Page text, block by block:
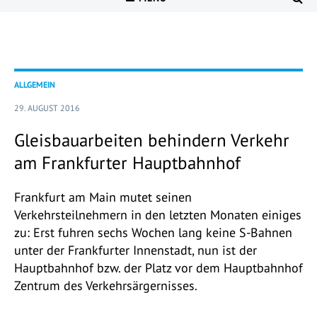
ALLGEMEIN
29. AUGUST 2016
Gleisbauarbeiten behindern Verkehr
am Frankfurter Hauptbahnhof
Frankfurt am Main mutet seinen
Verkehrsteilnehmern in den letzten Monaten einiges
zu: Erst fuhren sechs Wochen lang keine S-Bahnen
unter der Frankfurter Innenstadt, nun ist der
Hauptbahnhof bzw. der Platz vor dem Hauptbahnhof
Zentrum des Verkehrsärgernisses.